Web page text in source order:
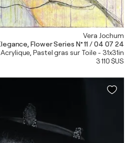
Vera Jochum
Blossoming Elegance, Flower Series N° 11 / 04 07 24
Acrylique, Pastel gras sur Toile - 31x31in
3 110 $US